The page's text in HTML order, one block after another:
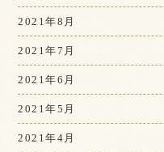
2021年8月
2021年7月
2021年6月
2021年5月
2021年4月